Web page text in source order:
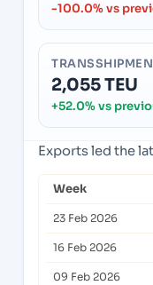
-100.0% vs
2,055 TEU
+52.0% vs
Exports led the
Week
23 Feb 2026
16 Feb 2026
09 Feb 2026